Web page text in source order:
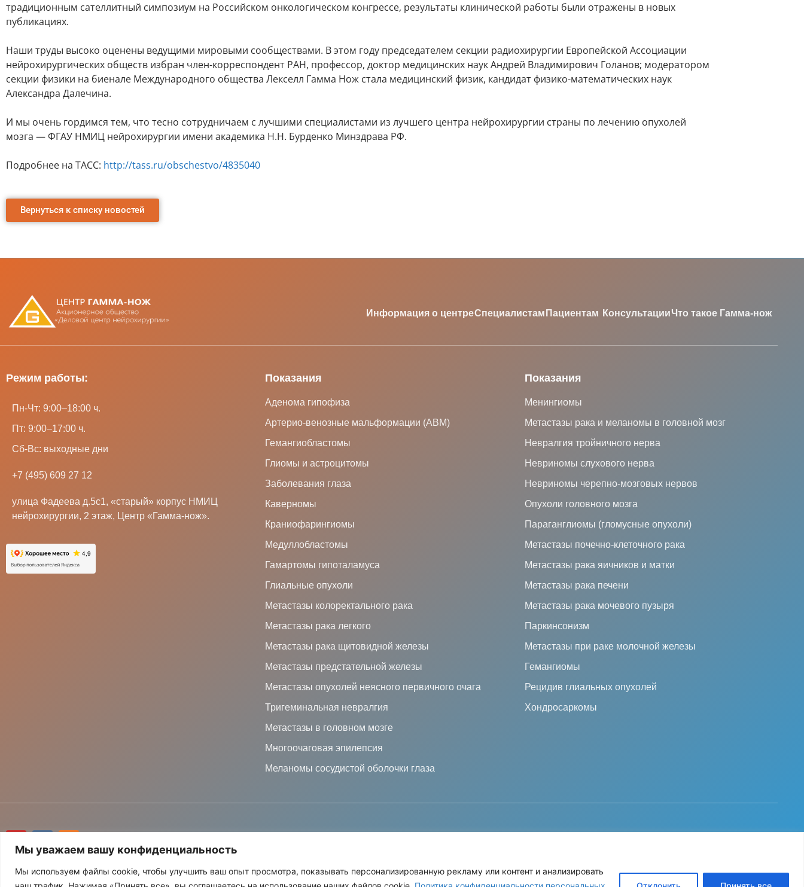
Мы уважаем вашу конфиденциальность
Мы используем файлы cookie, чтобы улучшить ваш опыт просмотра, показывать персонализированную рекламу или контент и анализировать
традиционным сателлитный симпозиум на Российском онкологическом конгрессе, результаты клинической работы были отражены в новых
публикациях.
Наши труды высоко оценены ведущими мировыми сообществами. В этом году председателем секции радиохирургии Европейской Ассоциации
нейрохирургических обществ избран член-корреспондент РАН, профессор, доктор медицинских наук Андрей Владимирович Голанов; модератором
секции физики на биенале Международного общества Лекселл Гамма Нож стала медицинский физик, кандидат физико-математических наук
Александра Далечина.
И мы очень гордимся тем, что тесно сотрудничаем с лучшими специалистами из лучшего центра нейрохирургии страны по лечению опухолей
мозга — ФГАУ НМИЦ нейрохирургии имени академика Н.Н. Бурденко Минздрава РФ.
Подробнее на ТАСС: http://tass.ru/obschestvo/4835040
Вернуться к списку новостей
Информация о центреСпециалистам Пациентам КонсультацииЧто такое Гамма-нож
Режим работы:
Пн-Чт: 9:00–18:00 ч.
Пт: 9:00–17:00 ч.
Сб-Вс: выходные дни
+7 (495) 609 27 12
улица Фадеева д.5с1, «старый» корпус НМИЦ
нейрохирургии, 2 этаж, Центр «Гамма-нож».
Показания
Аденома гипофиза
Артерио-венозные мальформации (АВМ)
Гемангиобластомы
Глиомы и астроцитомы
Заболевания глаза
Каверномы
Краниофарингиомы
Медуллобластомы
Гамартомы гипоталамуса
Глиальные опухоли
Метастазы колоректального рака
Метастазы рака легкого
Метастазы рака щитовидной железы
Метастазы предстательной железы
Метастазы опухолей неясного первичного очага
Тригеминальная невралгия
Метастазы в головном мозге
Многоочаговая эпилепсия
Меланомы сосудистой оболочки глаза
Показания
Менингиомы
Метастазы рака и меланомы в головной мозг
Невралгия тройничного нерва
Невриномы слухового нерва
Невриномы черепно-мозговых нервов
Опухоли головного мозга
Параганглиомы (гломусные опухоли)
Метастазы почечно-клеточного рака
Метастазы рака яичников и матки
Метастазы рака печени
Метастазы рака мочевого пузыря
Паркинсонизм
Метастазы при раке молочной железы
Гемангиомы
Рецидив глиальных опухолей
Хондросаркомы
© АО «Деловой центр нейрохирургии» Все права защищены.